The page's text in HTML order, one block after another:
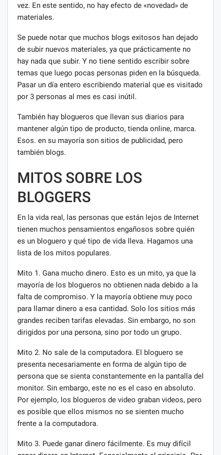
vez. En este sentido, no hay efecto de «novedad» de
materiales.
Se puede notar que muchos blogs exitosos han dejado
de subir nuevos materiales, ya que prácticamente no
hay nada que subir. Y no tiene sentido escribir sobre
temas que luego pocas personas piden en la búsqueda.
Pasar un día entero escribiendo material que es visitado
por 3 personas al mes es casi inútil.
También hay blogueros que llevan sus diarios para
mantener algún tipo de producto, tienda online, marca.
Esos. en su mayoría son sitios de publicidad, pero
también blogs.
MITOS SOBRE LOS
BLOGGERS
En la vida real, las personas que están lejos de Internet
tienen muchos pensamientos engañosos sobre quién
es un bloguero y qué tipo de vida lleva. Hagamos una
lista de los mitos populares.
Mito 1. Gana mucho dinero. Esto es un mito, ya que la
mayoría de los blogueros no obtienen nada debido a la
falta de compromiso. Y la mayoría obtiene muy poco
para llamar dinero a esa cantidad. Solo los sitios más
grandes reciben tarifas elevadas. Sin embargo, no son
dirigidos por una persona, sino por todo un grupo.
Mito 2. No sale de la computadora. El bloguero se
presenta necesariamente en forma de algún tipo de
persona que se sienta constantemente en la pantalla del
monitor. Sin embargo, este no es el caso en absoluto.
Por ejemplo, los blogueros de video graban videos, pero
es posible que ellos mismos no se sienten mucho
frente a la computadora.
Mito 3. Puede ganar dinero fácilmente. Es muy difícil